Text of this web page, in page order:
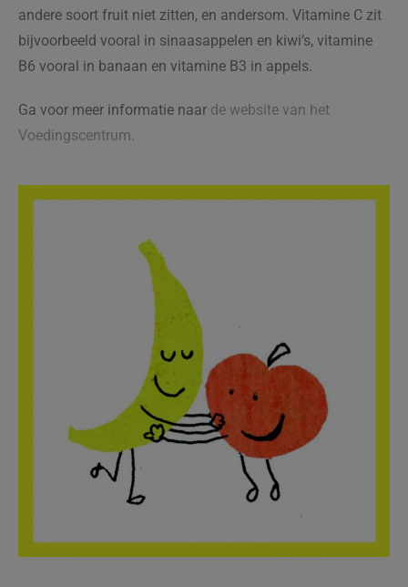
andere soort fruit niet zitten, en andersom. Vitamine C zit
bijvoorbeeld vooral in sinaasappelen en kiwi’s, vitamine
B6 vooral in banaan en vitamine B3 in appels.
Ga voor meer informatie naar de website van het
Voedingscentrum.